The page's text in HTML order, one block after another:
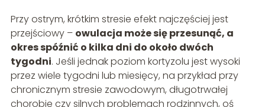
Przy ostrym, krótkim stresie efekt najczęściej jest
przejściowy – owulacja może się przesunąć, a
okres spóźnić o kilka dni do około dwóch
tygodni. Jeśli jednak poziom kortyzolu jest wysoki
przez wiele tygodni lub miesięcy, na przykład przy
chronicznym stresie zawodowym, długotrwałej
chorobie czy silnych problemach rodzinnych, oś